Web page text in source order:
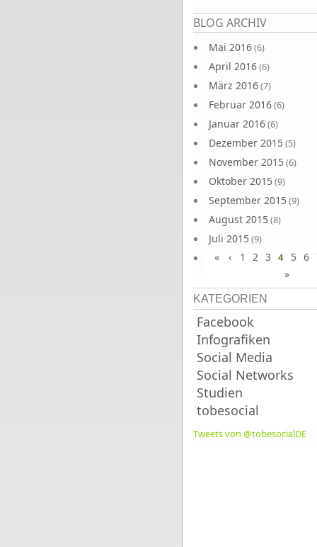
BLOG ARCHIV
Mai 2016(6)
April 2016(6)
März 2016(7)
Februar 2016(6)
Januar 2016(6)
Dezember 2015(5)
November 2015(6)
Oktober 2015(9)
September 2015(9)
August 2015(8)
Juli 2015(9)
Juni 2015(9)
Seiten
« ‹ 1 2 3 4 5 6
»
KATEGORIEN
Facebook
Infografiken
Social Media
Social Networks
Studien
tobesocial
Tweets von @tobesocialDE